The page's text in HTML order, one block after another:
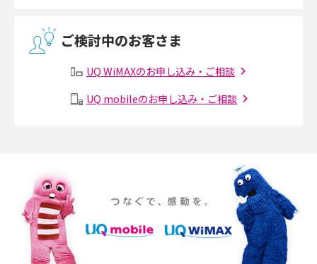
無線LANとは？メリット・デメリットや接続方法を解説
メッシュWi-Fiとは？仕組みやメリット・デメリット、中継機との違いを解
ポケット型Wi-Fiをレンタルするメリットとは？選び方や向いている方の特
徴も紹介
持ち運びできるポケット型Wi-Fiのおススメの選び方は？メリット・デメリ
ットも紹介
ご検討中のお客さま
UQ WiMAXのお申し込み・ご相談
UQ mobileのお申し込み・ご相談